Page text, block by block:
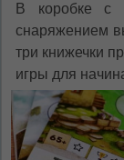
В коробке с
снаряжением
три книжечки
игры для